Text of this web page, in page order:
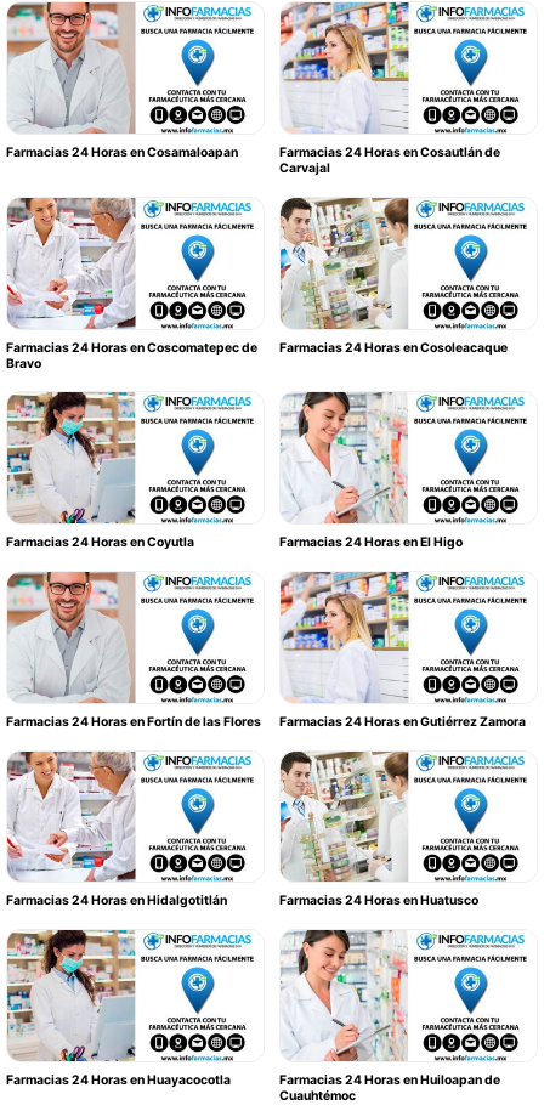
Farmacias 24 Horas en Cosamaloapan
Farmacias 24 Horas en Cosautlán de
Carvajal
Farmacias 24 Horas en Coscomatepec de
Bravo
Farmacias 24 Horas en Cosoleacaque
Farmacias 24 Horas en Coyutla Farmacias 24 Horas en El Higo
Farmacias 24 Horas en Fortín de las Flores Farmacias 24 Horas en Gutiérrez Zamora
Farmacias 24 Horas en Hidalgotitlán Farmacias 24 Horas en Huatusco
Farmacias 24 Horas en Huayacocotla
Farmacias 24 Horas en Huiloapan de
Cuauhtémoc